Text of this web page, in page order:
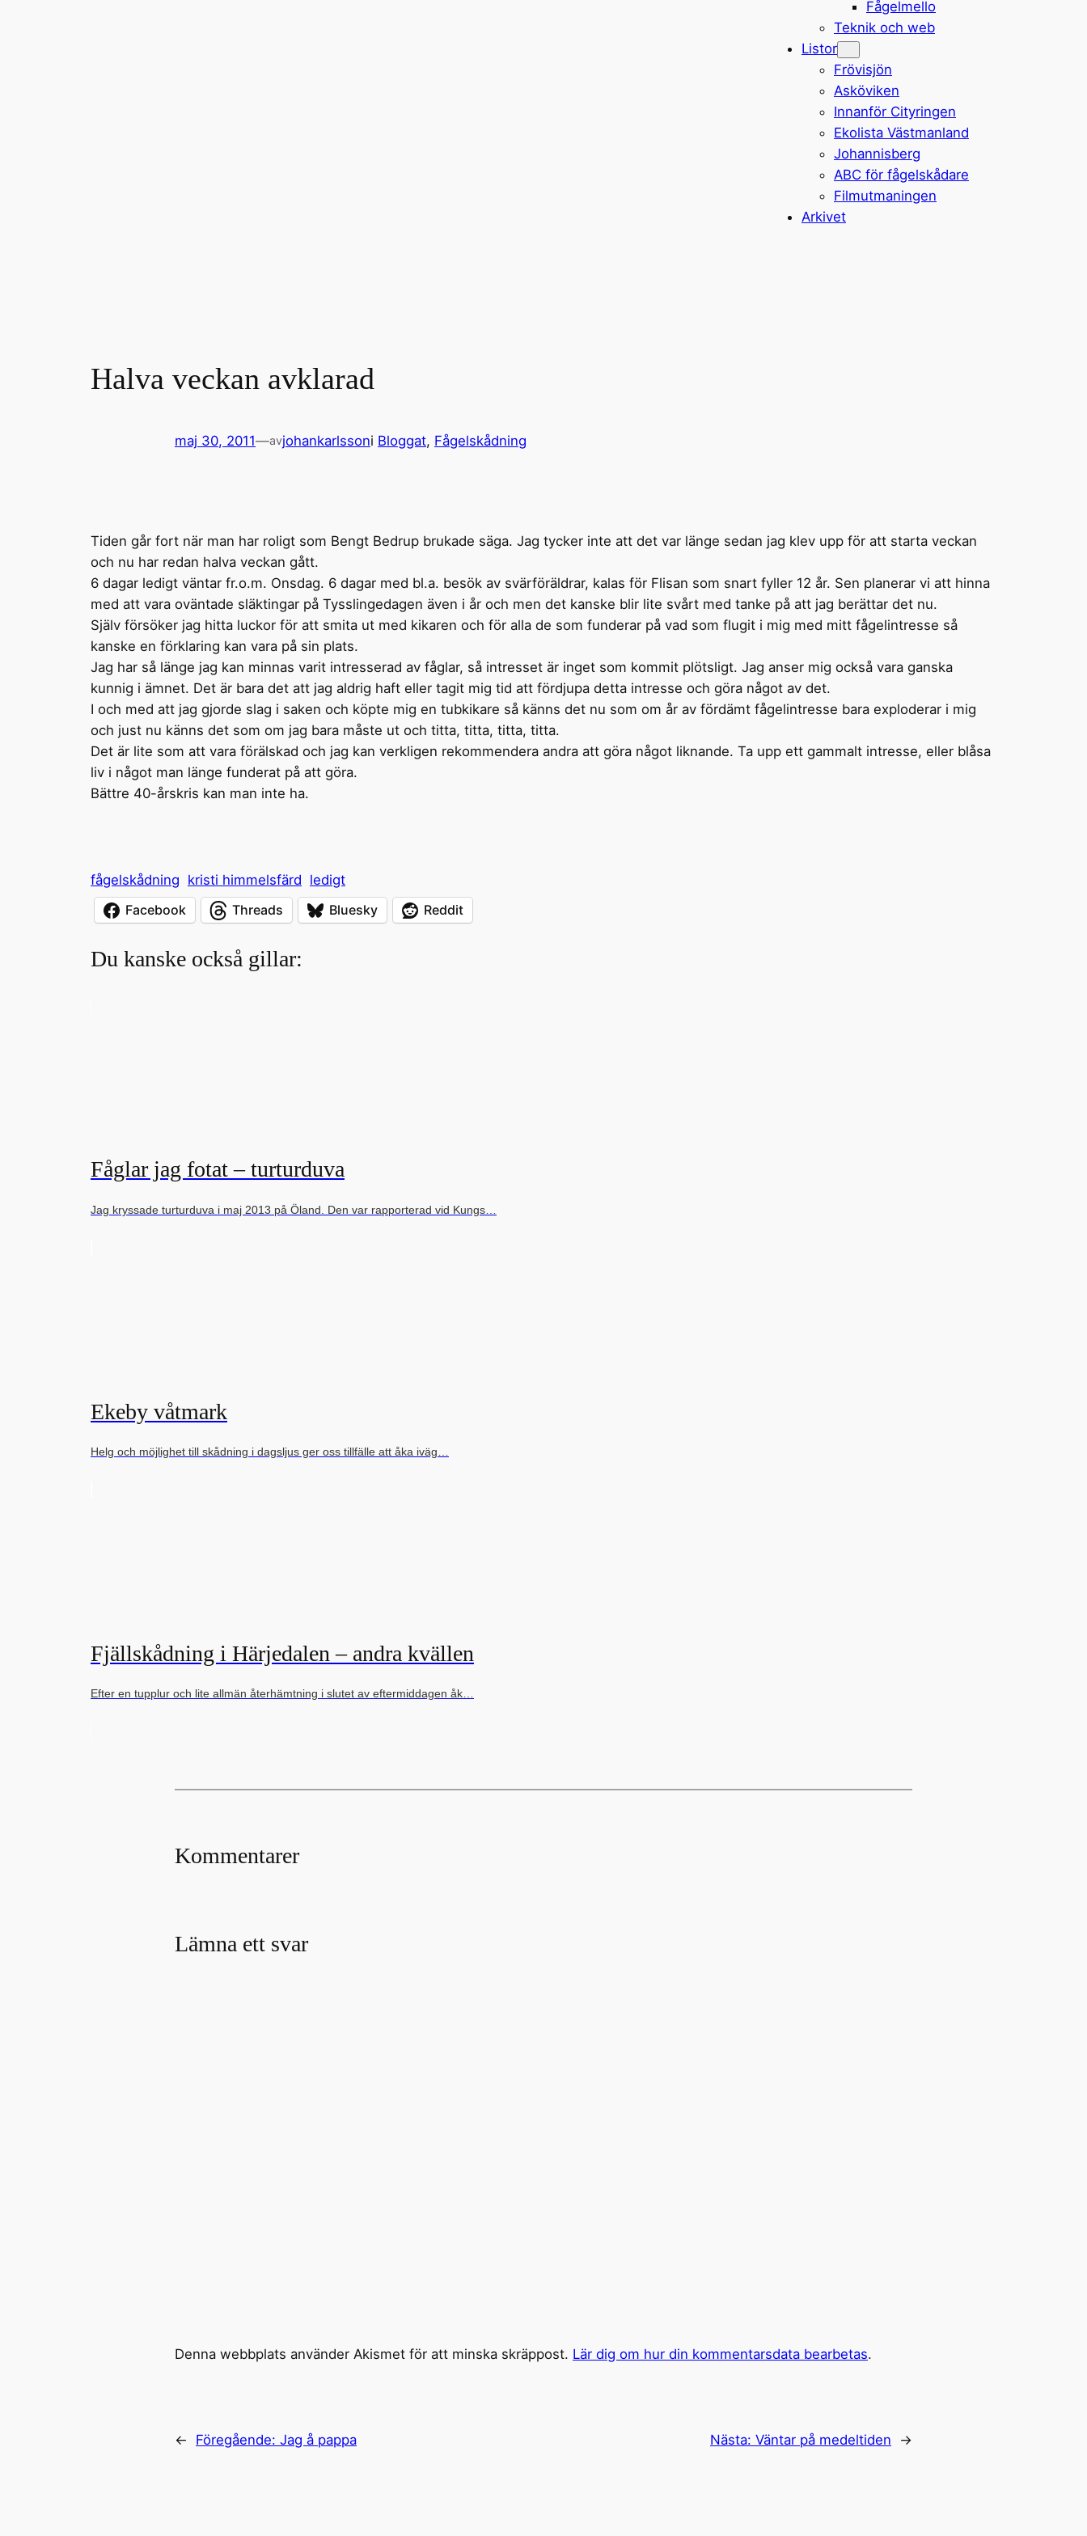
Fågelmello
Teknik och web
Listor
Frövisjön
Asköviken
Innanför Cityringen
Ekolista Västmanland
Johannisberg
ABC för fågelskådare
Filmutmaningen
Arkivet
Halva veckan avklarad
maj 30, 2011—avjohankarlssoni Bloggat, Fågelskådning
Tiden går fort när man har roligt som Bengt Bedrup brukade säga. Jag tycker inte att det var länge sedan jag klev upp för att starta veckan
och nu har redan halva veckan gått.
6 dagar ledigt väntar fr.o.m. Onsdag. 6 dagar med bl.a. besök av svärföräldrar, kalas för Flisan som snart fyller 12 år. Sen planerar vi att hinna
med att vara oväntade släktingar på Tysslingedagen även i år och men det kanske blir lite svårt med tanke på att jag berättar det nu.
Själv försöker jag hitta luckor för att smita ut med kikaren och för alla de som funderar på vad som flugit i mig med mitt fågelintresse så
kanske en förklaring kan vara på sin plats.
Jag har så länge jag kan minnas varit intresserad av fåglar, så intresset är inget som kommit plötsligt. Jag anser mig också vara ganska
kunnig i ämnet. Det är bara det att jag aldrig haft eller tagit mig tid att fördjupa detta intresse och göra något av det.
I och med att jag gjorde slag i saken och köpte mig en tubkikare så känns det nu som om år av fördämt fågelintresse bara exploderar i mig
och just nu känns det som om jag bara måste ut och titta, titta, titta, titta.
Det är lite som att vara förälskad och jag kan verkligen rekommendera andra att göra något liknande. Ta upp ett gammalt intresse, eller blåsa
liv i något man länge funderat på att göra.
Bättre 40-årskris kan man inte ha.
fågelskådning kristi himmelsfärd ledigt
Facebook
Threads Bluesky Reddit
Du kanske också gillar:
Fåglar jag fotat – turturduva
Jag kryssade turturduva i maj 2013 på Öland. Den var rapporterad vid Kungs…
Ekeby våtmark
Helg och möjlighet till skådning i dagsljus ger oss tillfälle att åka iväg…
Fjällskådning i Härjedalen – andra kvällen
Efter en tupplur och lite allmän återhämtning i slutet av eftermiddagen åk…
Kommentarer
Lämna ett svar
Denna webbplats använder Akismet för att minska skräppost. Lär dig om hur din kommentarsdata bearbetas.
← Föregående: Jag å pappa Nästa: Väntar på medeltiden →